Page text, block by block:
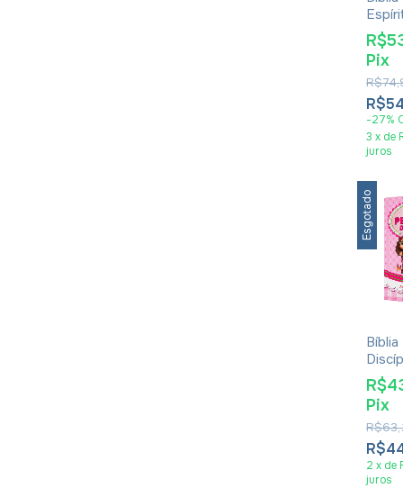
Capa
-27%
Pix
3 x de
juros
Esgotado
Pix
2 x de
juros